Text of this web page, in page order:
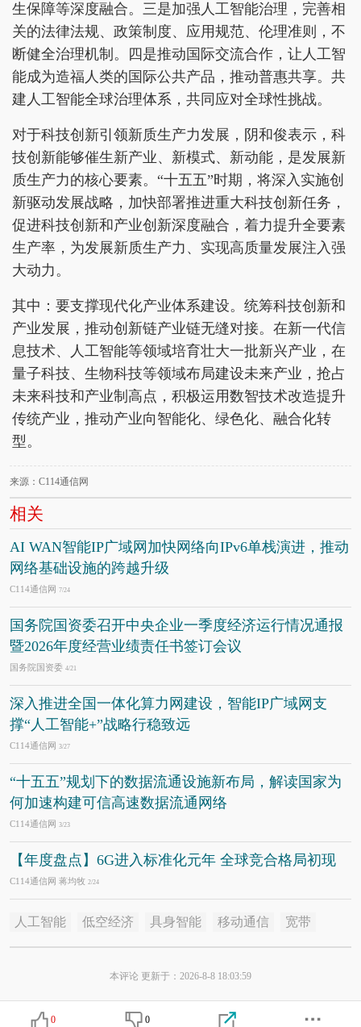
生保障等深度融合。三是加强人工智能治理，完善相
关的法律法规、政策制度、应用规范、伦理准则，不
断健全治理机制。四是推动国际交流合作，让人工智
能成为造福人类的国际公共产品，推动普惠共享。共
建人工智能全球治理体系，共同应对全球性挑战。
对于科技创新引领新质生产力发展，阴和俊表示，科
技创新能够催生新产业、新模式、新动能，是发展新
质生产力的核心要素。“十五五”时期，将深入实施创
新驱动发展战略，加快部署推进重大科技创新任务，
促进科技创新和产业创新深度融合，着力提升全要素
生产率，为发展新质生产力、实现高质量发展注入强
大动力。
其中：要支撑现代化产业体系建设。统筹科技创新和
产业发展，推动创新链产业链无缝对接。在新一代信
息技术、人工智能等领域培育壮大一批新兴产业，在
量子科技、生物科技等领域布局建设未来产业，抢占
未来科技和产业制高点，积极运用数智技术改造提升
传统产业，推动产业向智能化、绿色化、融合化转
型。
来源：C114通信网
相关
AI WAN智能IP广域网加快网络向IPv6单栈演进，推动
网络基础设施的跨越升级
C114通信网 7/24
国务院国资委召开中央企业一季度经济运行情况通报
暨2026年度经营业绩责任书签订会议
国务院国资委 4/21
深入推进全国一体化算力网建设，智能IP广域网支
撑“人工智能+”战略行稳致远
C114通信网 3/27
“十五五”规划下的数据流通设施新布局，解读国家为
何加速构建可信高速数据流通网络
C114通信网 3/23
【年度盘点】6G进入标准化元年 全球竞合格局初现
C114通信网 蒋均牧 2/24
人工智能 低空经济 具身智能 移动通信 宽带
本评论 更新于：2026-8-8 18:03:59
0 0